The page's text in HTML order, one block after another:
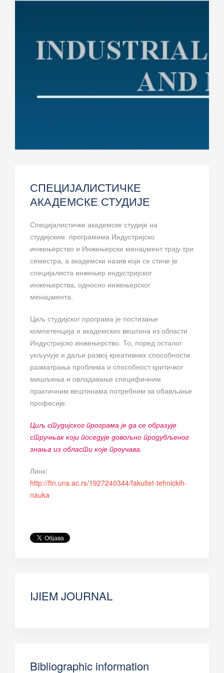
СПЕЦИЈАЛИСТИЧКЕ
АКАДЕМСКЕ СТУДИЈЕ
Специјалистичке академске студије на
студијским програмима Индустријско
инжењерство и Инжењерски менаџмент трају три
семестра, а академски назив који се стиче је
специјалиста инжењер индустријског
инжењерства, односно инжењерског
менаџмента.
Циљ студијског програма је постизање
компетенција и академских вештина из области
Индустријско инжењерство. То, поред осталог
укључује и даљи развој креативних способности
разматрања проблема и способност критичког
мишљења и овладавање специфичним
практичним вештинама потребним за обављање
професије.
Циљ студијског програма је да се образује
стручњак који поседује довољно продубљеног
знања из области које проучава.
Линк:
http://ftn.uns.ac.rs/1927240344/fakultet-tehnickih-
nauka
IJIEM JOURNAL
Bibliographic information